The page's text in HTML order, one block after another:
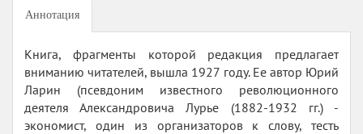
Аннотация
Книга, фрагменты которой редакция предлагает
вниманию читателей, вышла 1927 году. Ее автор Юрий
Ларин (псевдоним известного революционного
деятеля Александровича Лурье (1882-1932 гг.) -
экономист, один из организаторов к слову, тесть